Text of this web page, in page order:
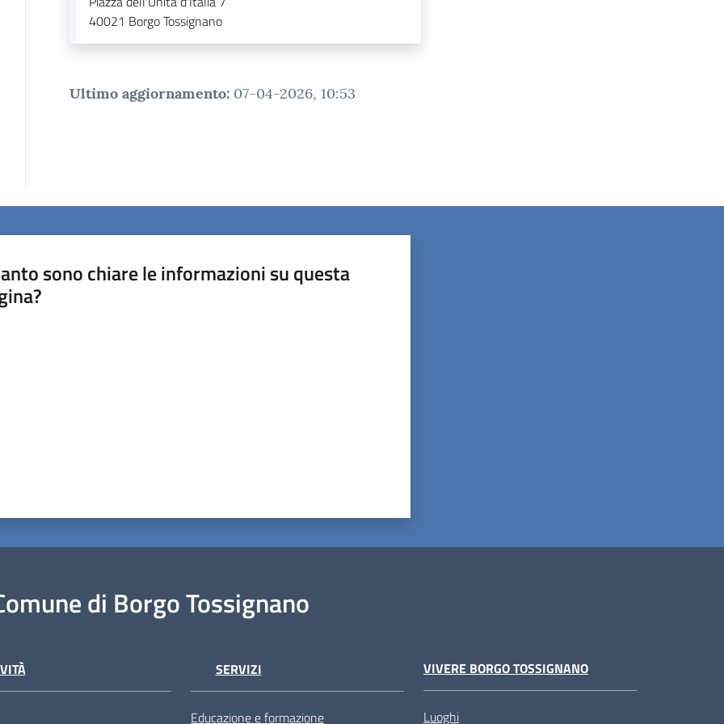
40021 Borgo Tossignano
Ultimo aggiornamento: 07-04-2026, 10:53
sono chiare le informazioni su questa
di Borgo Tossignano
SERVIZI
Educazione e formazione
VIVERE BORGO TOSSIGNANO
Luoghi